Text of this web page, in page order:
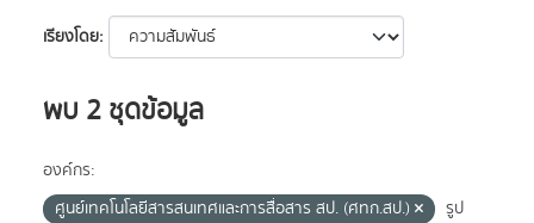
เรียงโดย
พบ 2 ชุดข้อมูล
องค์กร:
ศูนย์เทคโนโลยีสารสนเทศและการสื่อสาร สป. (ศทก.สป.)
รูป